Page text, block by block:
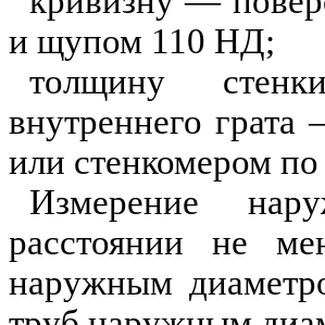
и щупом 110 НД;
толщину сте
внутреннего
или стенкомером
Измерение
расстоянии не
наружным